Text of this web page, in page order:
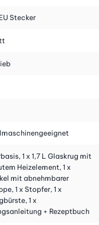
den Ninja Foodi zum
anfänger gleichermassen.
gelingt jede Zubereitung
und auf ein
der Ninja Mixer &
Stecker
1 x 1,7 L Glaskrug mit
Heizelement, 1 x
mit abnehmbarer
1 x Stopfer, 1 x
1 x
+ Rezeptbuch